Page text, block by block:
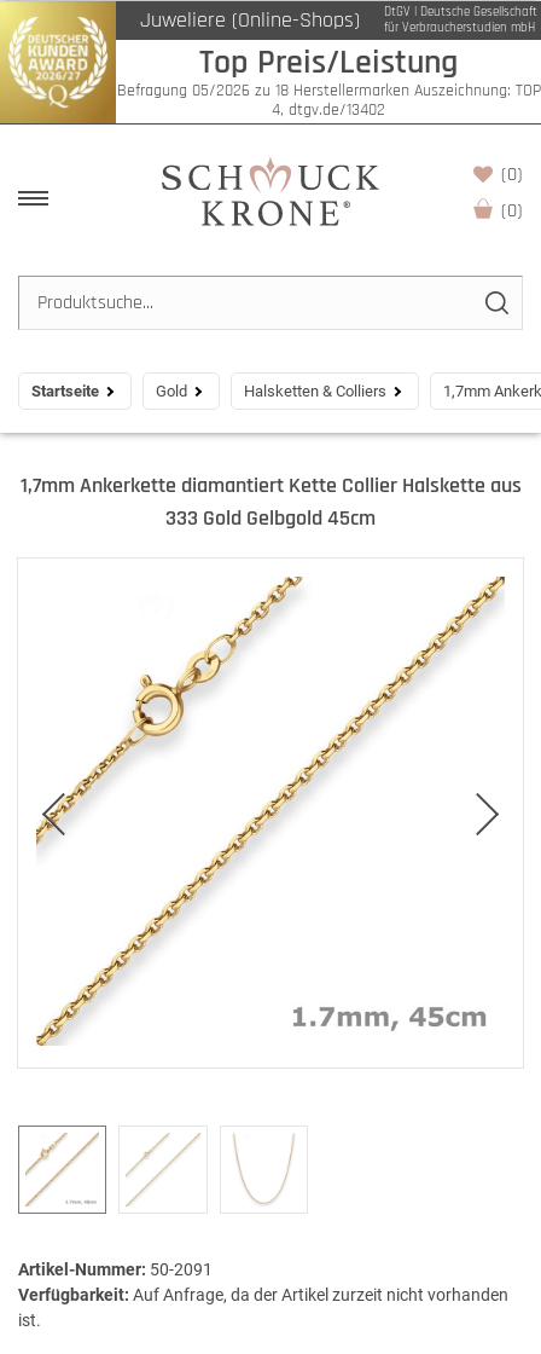
Juweliere (Online-Shops)
DtGV | Deutsche Gesellschaft
für Verbraucherstudien mbH
Top Preis/Leistung
Befragung 05/2026 zu 18 Herstellermarken Auszeichnung: TOP
4, dtgv.de/13402
(0)
(0)
Startseite Gold Halsketten & Colliers 1,7mm
1,7mm Ankerkette diamantiert Kette Collier Halskette aus
333 Gold Gelbgold 45cm
Artikel-Nummer: 50-2091
Verfügbarkeit: Auf Anfrage, da der Artikel zurzeit nicht vorhanden
ist.